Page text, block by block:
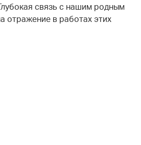
связь с нашим родным
отражение в работах этих